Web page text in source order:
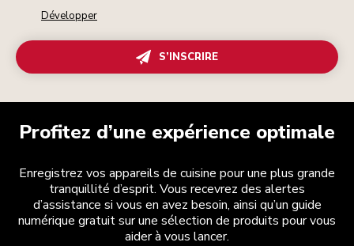
Développer
S’INSCRIRE
Profitez d’une expérience optimale
Enregistrez vos appareils de cuisine pour une plus grande
tranquillité d’esprit. Vous recevrez des alertes
d’assistance si vous en avez besoin, ainsi qu’un guide
numérique gratuit sur une sélection de produits pour vous
aider à vous lancer.